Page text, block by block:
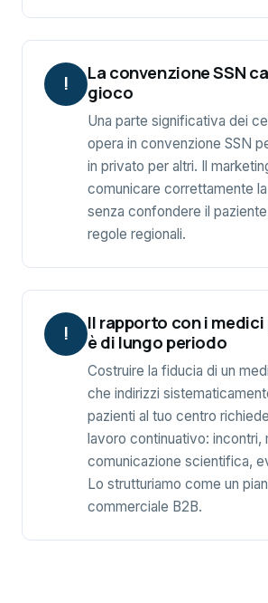
!
La convenzione SSN
gioco
Una parte significativa dei
opera in convenzione SSN
in privato per altri. Il
comunicare correttamente
senza confondere il
regole regionali.
!
Il rapporto con i
è di lungo periodo
Costruire la fiducia di un
che indirizzi
pazienti al tuo centro
lavoro continuativo: incontri,
comunicazione scientifica,
Lo strutturiamo come un
commerciale B2B.